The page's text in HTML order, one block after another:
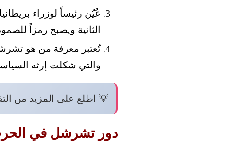
الثانية ويصبح رمزاً
تُعتبر معرفة من هو
والتي شكلت إرثه
💡 اطلع على المزيد من
دور تشرشل في الحرب